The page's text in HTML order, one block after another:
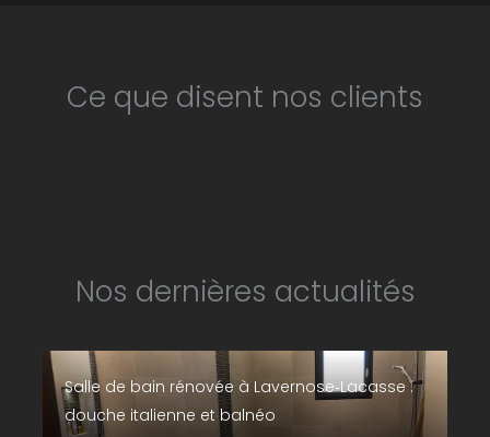
Ce que disent nos clients
Nos dernières actualités
Salle de bain rénovée à Lavernose‑Lacasse :
douche italienne et balnéo